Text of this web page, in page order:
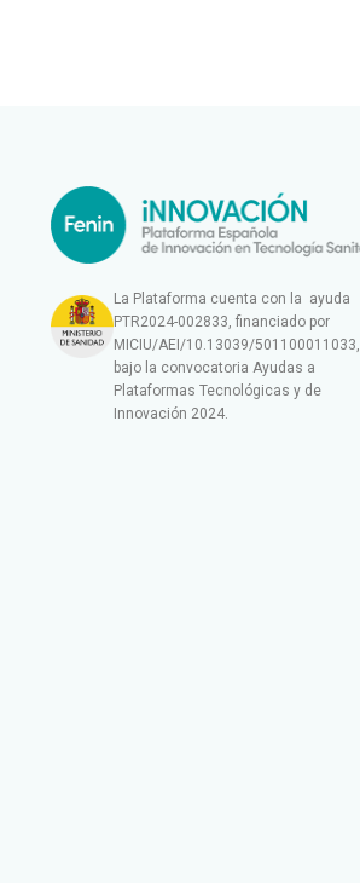
La Plataforma cuenta con la ayuda
PTR2024-002833, financiado por
MICIU/AEI/10.13039/501100011033,
bajo la convocatoria Ayudas a
Plataformas Tecnológicas y de
Innovación 2024.